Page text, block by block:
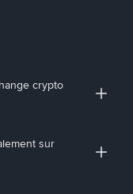
crypto
sur